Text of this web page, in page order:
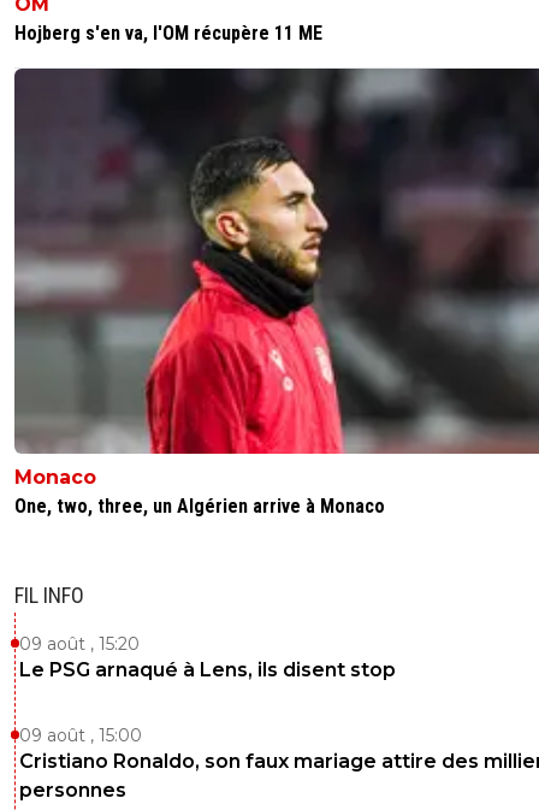
Hojberg s'en va, l'OM récupère 11 ME
Monaco
One, two, three, un Algérien arrive à Monaco
FIL INFO
09 août , 15:20
Le PSG arnaqué à Lens, ils disent stop
09 août , 15:00
Cristiano Ronaldo, son faux mariage attire des
personnes